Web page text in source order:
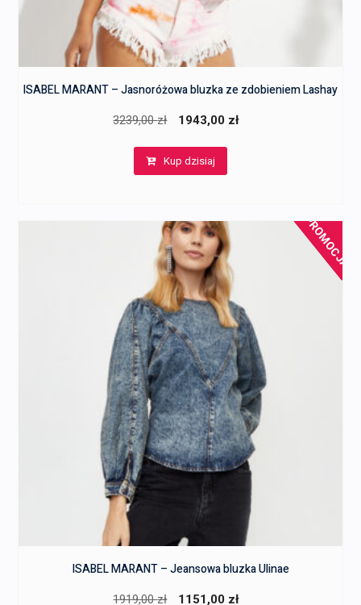
ISABEL MARANT – Jasnoróżowa bluzka ze zdobieniem Lashay
3239,00zł
Pierwotna
wynosiła:
1943,00 zł
Kup dzisiaj
PROMOCJA!
ISABEL MARANT – Jeansowa bluzka Ulinae
1919,00zł
Pierwotna
1151,00 zł